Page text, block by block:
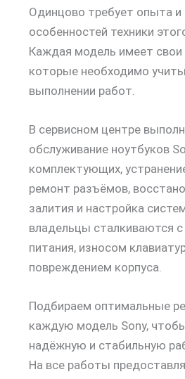
Одинцово требует опыта и
особенностей техники
Каждая модель имеет
которые необходимо
выполнении работ.
В сервисном центре
обслуживание ноутбуков
комплектующих,
ремонт разъёмов,
залития и настройка
владельцы сталкиваются
питания, износом
повреждением корпуса.
Подбираем оптимальные
каждую модель Sony,
надёжную и стабильную
На все работы